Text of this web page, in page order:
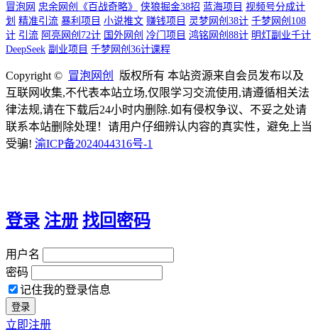
冒泡网 忠余网创《百战奇略》 侠狼掘金38招 蓝海项目 视频号分成计
划 精准引流 暴利项目 小说推文 赚钱项目 灵梦网创38计 千梦网创108
计 引流 阿亮网创72计 国外网创 冷门项目 鸿铭网创88计 明灯副业千计
DeepSeek 副业项目 千梦网创36计课程
Copyright © 冒泡网创
版权所有 本站资源来自会员发布以及
互联网收集,不代表本站立场,仅限学习交流使用,请遵循相关法
律法规,请在下载后24小时内删除.如有侵权争议、不妥之处请
联系本站删除处理！请用户仔细辨认内容的真实性，避免上当
受骗! 渝ICP备2024044316号-1
登录 注册 找回密码
用户名
密码
记住我的登录信息
立即注册